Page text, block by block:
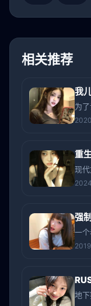
相关推荐
我
为
2020
重
现
2024
强
一
2019
地